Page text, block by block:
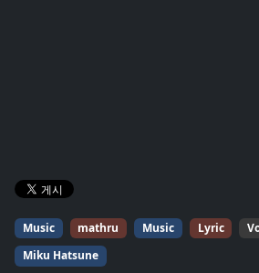
Music mathru Music Lyric
Miku Hatsune